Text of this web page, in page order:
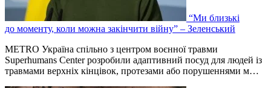
“Ми близькі
до моменту, коли можна закінчити війну” – Зеленський
METRO Україна спільно з центром воєнної травми
Superhumans Center розробили адаптивний посуд для людей із
травмами верхніх кінцівок, протезами або порушеннями м…